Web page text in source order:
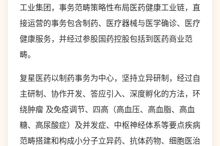
工业集团，事务范畴策略性布局医药健康工业链，直
接运营的事务包含制药、医疗器械与医学确诊、医疗
健康服务，并经过参股国药控股包括到医药商业范
畴。
复星医药以制药事务为中心，坚持立异研制，经过自
主研制、协作开发、答应引入、深度孵化的方法，环
绕肿瘤 及免疫调节、四高（高血压、高血脂、高血
糖、高尿酸症）及并发症、中枢神经体系等要点疾病
范畴搭建和构成小分子立异药、抗体药物、细胞医治